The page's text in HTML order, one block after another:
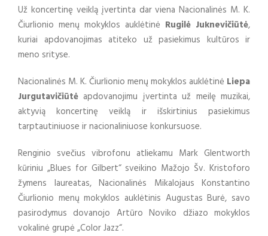
Už koncertinę veiklą įvertinta dar viena Nacionalinės M. K.
Čiurlionio menų mokyklos auklėtinė Rugilė Juknevičiūtė,
kuriai apdovanojimas atiteko už pasiekimus kultūros ir
meno srityse.
Nacionalinės M. K. Čiurlionio menų mokyklos auklėtinė Liepa
Jurgutavičiūtė apdovanojimu įvertinta už meilę muzikai,
aktyvią koncertinę veiklą ir išskirtinius pasiekimus
tarptautiniuose ir nacionaliniuose konkursuose.
Renginio svečius vibrofonu atliekamu Mark Glentworth
kūriniu „Blues for Gilbert“ sveikino Mažojo Šv. Kristoforo
žymens laureatas, Nacionalinės Mikalojaus Konstantino
Čiurlionio menų mokyklos auklėtinis Augustas Burė, savo
pasirodymus dovanojo Artūro Noviko džiazo mokyklos
vokalinė grupė „Color Jazz“.